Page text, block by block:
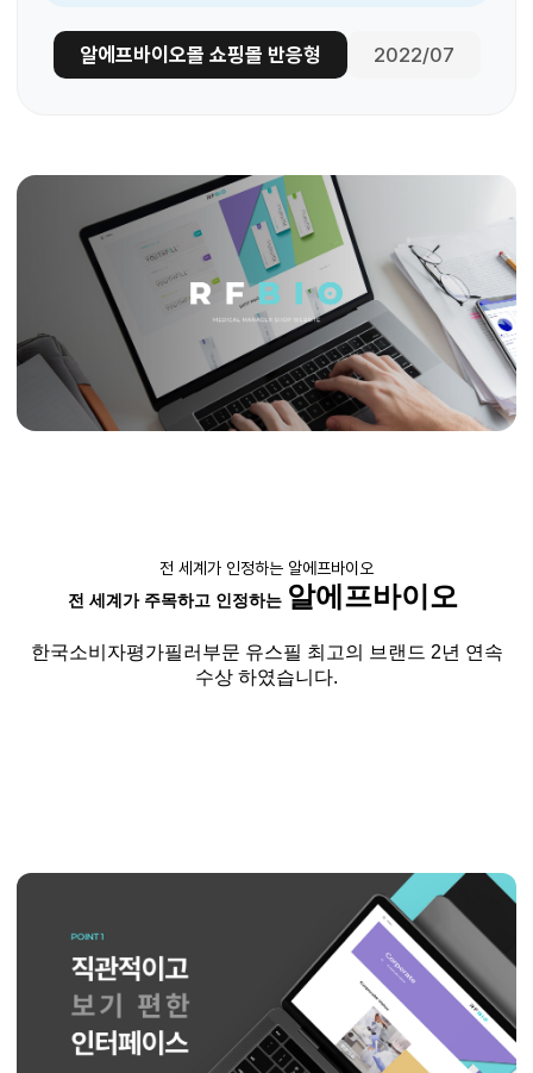
알에프바이오몰 쇼핑몰 반응형 2022/07
전 세계가 인정하는 알에프바이오
전 세계가 주목하고 인정하는 알에프바이오
한국소비자평가필러부문 유스필 최고의 브랜드 2년 연속
수상 하였습니다.